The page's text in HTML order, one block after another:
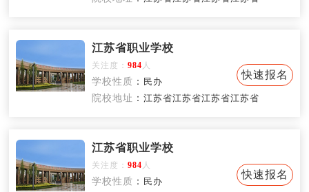
江苏省职业学校
关注度：984 人
快速报名
学校性质 ： 民办
院校地址 ：江苏省江苏省江苏省江苏省
江苏省职业学校
关注度：984 人
快速报名
学校性质 ： 民办